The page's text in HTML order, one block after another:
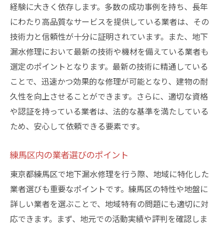
経験に大きく依存します。多数の成功事例を持ち、長年
にわたり高品質なサービスを提供している業者は、その
技術力と信頼性が十分に証明されています。また、地下
漏水修理において最新の技術や機材を備えている業者も
選定のポイントとなります。最新の技術に精通している
ことで、迅速かつ効果的な修理が可能となり、建物の耐
久性を向上させることができます。さらに、適切な資格
や認証を持っている業者は、法的な基準を満たしている
ため、安心して依頼できる要素です。
練馬区内の業者選びのポイント
東京都練馬区で地下漏水修理を行う際、地域に特化した
業者選びも重要なポイントです。練馬区の特性や地盤に
詳しい業者を選ぶことで、地域特有の問題にも適切に対
応できます。まず、地元での活動実績や評判を確認しま